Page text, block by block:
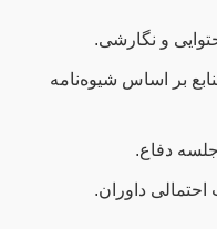
و نگارشی.
بر اساس شیوه‌نامه
جلسه دفاع.
داوران.